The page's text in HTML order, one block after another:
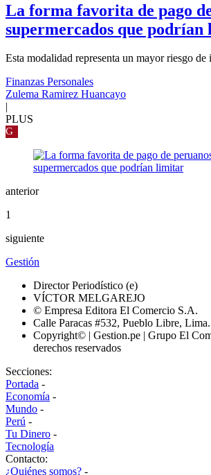
La forma favorita de pago
supermercados que
Esta modalidad representa un mayor riesgo
Finanzas Personales
Zulema Ramirez Huancayo
PLUS
G
anterior
1
siguiente
Gestión
Director Periodístico (e)
VÍCTOR MELGAREJO
© Empresa Editora El Comercio S.A.
Calle Paracas #532, Pueblo Libre, Lima.
Copyright© | Gestion.pe | Grupo El
derechos reservados
Secciones:
Portada -
Economía -
Mundo -
Perú -
Tu Dinero -
Tecnología
Contacto:
¿Quiénes somos? -